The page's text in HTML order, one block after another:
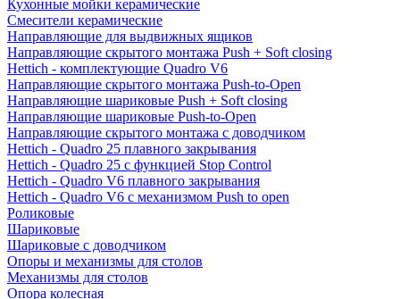
Кухонные мойки керамические
Смесители керамические
Направляющие для выдвижных ящиков
Направляющие скрытого монтажа Push + Soft closing
Hettich - комплектующие Quadro V6
Направляющие скрытого монтажа Push-to-Open
Направляющие шариковые Push + Soft closing
Направляющие шариковые Push-to-Open
Направляющие скрытого монтажа с доводчиком
Hettich - Quadro 25 плавного закрывания
Hettich - Quadro 25 с функцией Stop Control
Hettich - Quadro V6 плавного закрывания
Hettich - Quadro V6 с механизмом Push to open
Роликовые
Шариковые
Шариковые с доводчиком
Опоры и механизмы для столов
Механизмы для столов
Опора колесная